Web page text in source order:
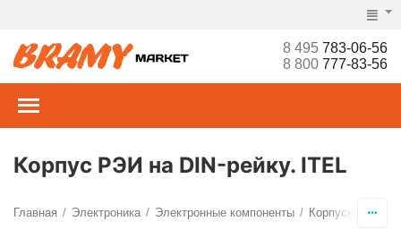
8 495783-06-56
8 800777-83-56
Корпус РЭИ на DIN-рейку. ITEL
Главная / Электроника / Электронные компоненты / Корпусные и